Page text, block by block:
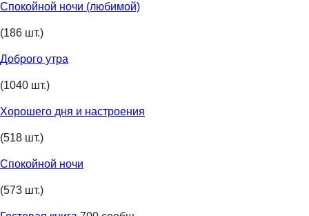
Спокойной ночи (любимой)
(186 шт.)
Доброго утра
(1040 шт.)
Хорошего дня и настроения
(518 шт.)
Спокойной ночи
(573 шт.)